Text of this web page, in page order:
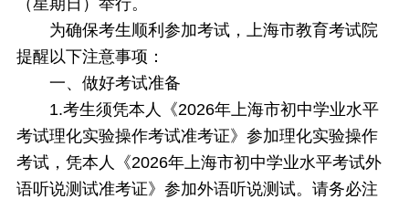
（星期日）举行。
为确保考生顺利参加考试，上海市教育考试院
提醒以下注意事项：
一、做好考试准备
1.考生须凭本人《2026年上海市初中学业水平
考试理化实验操作考试准考证》参加理化实验操作
考试，凭本人《2026年上海市初中学业水平考试外
语听说测试准考证》参加外语听说测试。请务必注